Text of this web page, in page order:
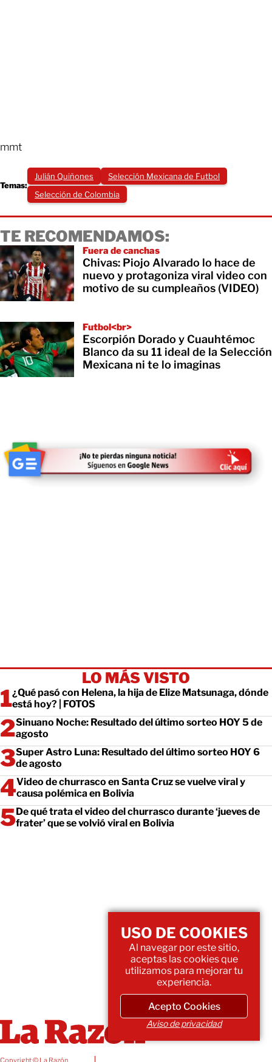
mmt
Temas:
Julián Quiñones
Selección Mexicana de Futbol
Selección de Colombia
TE RECOMENDAMOS:
Fuera de canchas
Chivas: Piojo Alvarado lo hace de
nuevo y protagoniza viral video con
motivo de su cumpleaños (VIDEO)
Futbol<br>
Escorpión Dorado y Cuauhtémoc
Blanco da su 11 ideal de la Selección
Mexicana ni te lo imaginas
LO MÁS VISTO
¿Qué pasó con Helena, la hija de Elize Matsunaga, dónde
está hoy? | FOTOS
Sinuano Noche: Resultado del último sorteo HOY 5 de
agosto
Super Astro Luna: Resultado del último sorteo HOY 6
de agosto
Video de churrasco en Santa Cruz se vuelve viral y
causa polémica en Bolivia
De qué trata el video del churrasco durante ‘jueves de
frater’ que se volvió viral en Bolivia
Copyright © La Razón
USO DE COOKIES
Al navegar por este sitio,
aceptas las cookies que
utilizamos para mejorar tu
experiencia.
Acepto Cookies
Aviso de privacidad